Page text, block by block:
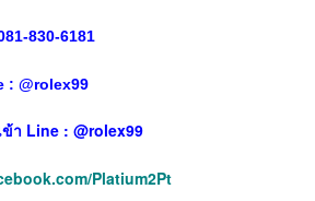
830-6181
: @rolex99
ข้า Line : @rolex99
Platium2Pt